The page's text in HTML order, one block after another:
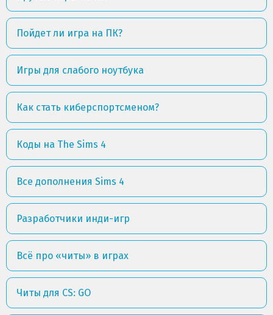
Пойдет ли игра на ПК?
Игры для слабого ноутбука
Как стать киберспортсменом?
Коды на The Sims 4
Все дополнения Sims 4
Разработчики инди-игр
Всё про «читы» в играх
Читы для CS: GO